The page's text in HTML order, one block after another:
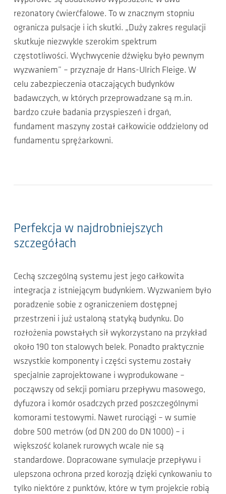
rezonatory ćwierćfalowe. To w znacznym stopniu
ogranicza pulsacje i ich skutki. „Duży zakres regulacji
skutkuje niezwykle szerokim spektrum
częstotliwości. Wychwycenie dźwięku było pewnym
wyzwaniem” – przyznaje dr Hans-Ulrich Fleige. W
celu zabezpieczenia otaczających budynków
badawczych, w których przeprowadzane są m.in.
bardzo czułe badania przyspieszeń i drgań,
fundament maszyny został całkowicie oddzielony od
fundamentu sprężarkowni.
Perfekcja w najdrobniejszych
szczegółach
Cechą szczególną systemu jest jego całkowita
integracja z istniejącym budynkiem. Wyzwaniem było
poradzenie sobie z ograniczeniem dostępnej
przestrzeni i już ustaloną statyką budynku. Do
rozłożenia powstałych sił wykorzystano na przykład
około 190 ton stalowych belek. Ponadto praktycznie
wszystkie komponenty i części systemu zostały
specjalnie zaprojektowane i wyprodukowane –
począwszy od sekcji pomiaru przepływu masowego,
dyfuzora i komór osadczych przed poszczególnymi
komorami testowymi. Nawet rurociągi – w sumie
dobre 500 metrów (od DN 200 do DN 1000) – i
większość kolanek rurowych wcale nie są
standardowe. Dopracowane symulacje przepływu i
ulepszona ochrona przed korozją dzięki cynkowaniu to
tylko niektóre z punktów, które w tym projekcie robią